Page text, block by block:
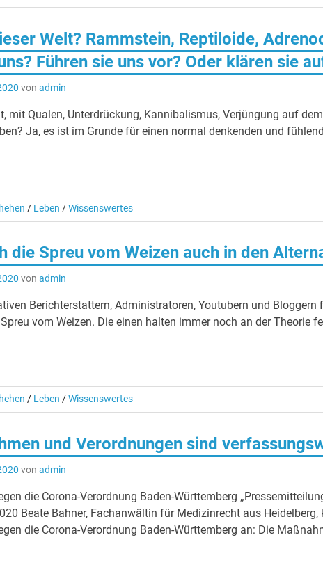
Welt? Rammstein, Reptiloide,
Führen sie uns vor? Oder klären sie
von admin
mit Qualen, Unterdrückung, Kannibalismus, Verjüngung auf
Ja, es ist im Grunde für einen normal denkenden und
/ Leben /Wissenswertes
die Spreu vom Weizen auch in den
von admin
Berichterstattern, Administratoren, Youtubern und Bloggern
vom Weizen. Die einen halten immer noch an der Theorie
/ Leben /Wissenswertes
und Verordnungen sind
von admin
die Corona-Verordnung Baden-Württemberg
Beate Bahner, Fachanwältin für Medizinrecht aus Heidelberg,
die Corona-Verordnung Baden-Württemberg an: Die